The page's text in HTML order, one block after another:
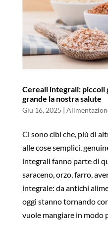
Cereali integrali: piccoli
grande la nostra salute
Giu 16, 2025 |
Ci sono cibi che, più di
alle cose semplici,
integrali fanno parte di
saraceno, orzo, farro,
integrale: da antichi
oggi stanno tornando
vuole mangiare in modo